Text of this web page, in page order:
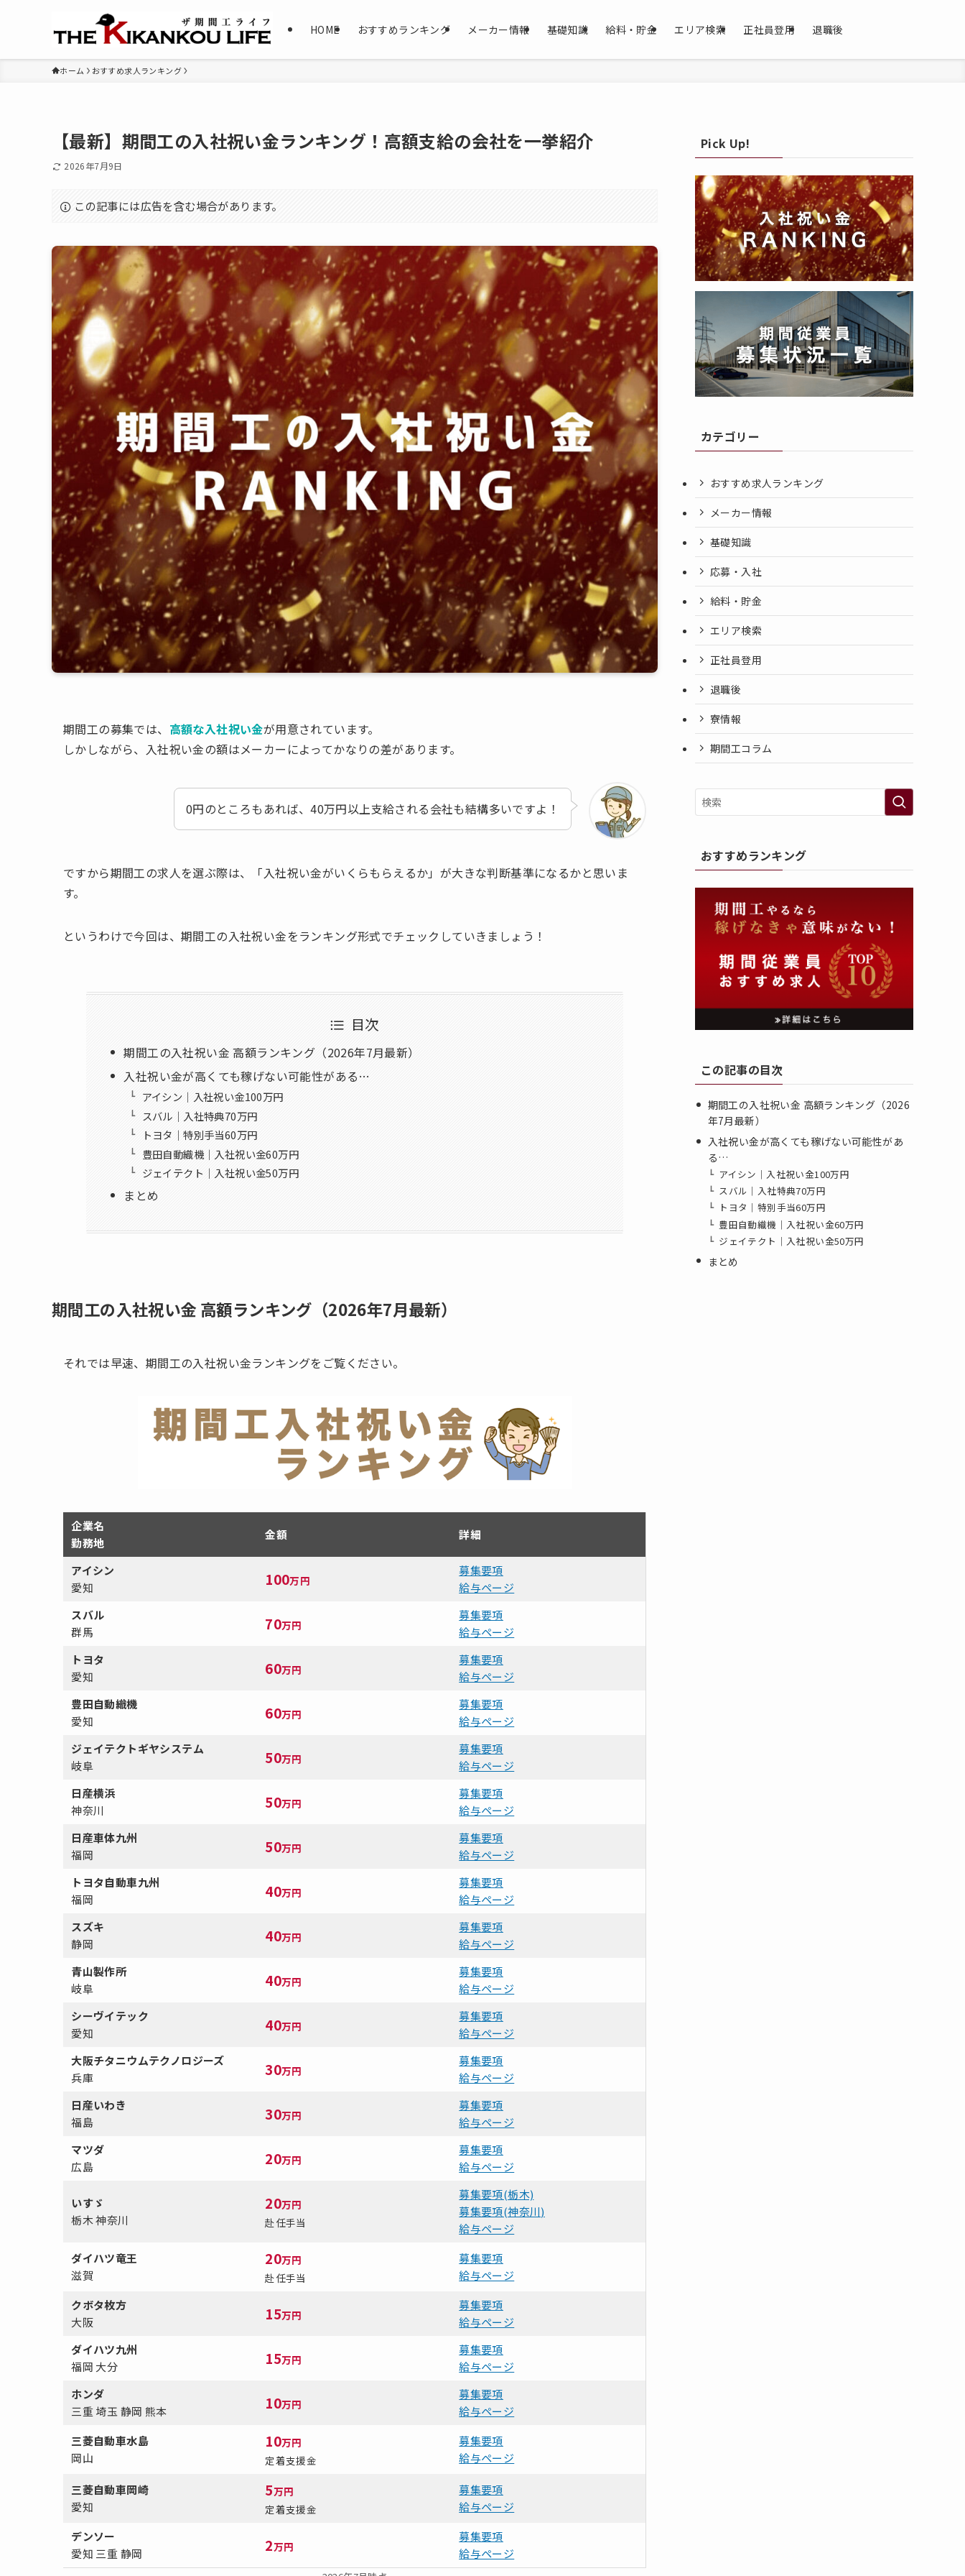
HOME おすすめランキング メーカー情報 基礎知識 給料・貯金 エリア検索 正社員登用 退職後
ホーム おすすめ求人ランキング
【最新】期間工の入社祝い金ランキング！高額支給の会社を一挙紹介
2026年7月9日
この記事には広告を含む場合があります。
期間工の募集では、 高額な入社祝い金が用意されています。
しかしながら、入社祝い金の額はメーカーによってかなりの差があります。
0円のところもあれば、40万円以上支給される会社も結構多いですよ！
ですから期間工の求人を選ぶ際は、「入社祝い金がいくらもらえるか」が大きな判断基準になるかと思いま
す。
というわけで今回は、期間工の入社祝い金をランキング形式でチェックしていきましょう！
目次
期間工の入社祝い金 高額ランキング（2026年7月最新）
入社祝い金が高くても稼げない可能性がある…
アイシン｜入社祝い金100万円
スバル｜入社特典70万円
トヨタ｜特別手当60万円
豊田自動織機｜入社祝い金60万円
ジェイテクト｜入社祝い金50万円
まとめ
期間工の入社祝い金 高額ランキング（2026年7月最新）
それでは早速、期間工の入社祝い金ランキングをご覧ください。
企業名
勤務地
金額 詳細
アイシン
愛知
100万円
募集要項
給与ページ
スバル
群馬
70万円
募集要項
給与ページ
トヨタ
愛知
60万円
募集要項
給与ページ
豊田自動織機
愛知
60万円
募集要項
給与ページ
ジェイテクトギヤシステム
岐阜
50万円
募集要項
給与ページ
日産横浜
神奈川
50万円
募集要項
給与ページ
日産車体九州
福岡
50万円
募集要項
給与ページ
トヨタ自動車九州
福岡
40万円
募集要項
給与ページ
スズキ
静岡
40万円
募集要項
給与ページ
青山製作所
岐阜
40万円
募集要項
給与ページ
シーヴイテック
愛知
40万円
募集要項
給与ページ
大阪チタニウムテクノロジーズ
兵庫
30万円
募集要項
給与ページ
日産いわき
福島
30万円
募集要項
給与ページ
マツダ
広島
20万円
募集要項
給与ページ
いすゞ
栃木 神奈川
20万円
赴任手当
募集要項(栃木)
募集要項(神奈川)
給与ページ
ダイハツ竜王
滋賀
20万円
赴任手当
募集要項
給与ページ
クボタ枚方
大阪
15万円
募集要項
給与ページ
ダイハツ九州
福岡 大分
15万円
募集要項
給与ページ
ホンダ
三重 埼玉 静岡 熊本
10万円
募集要項
給与ページ
三菱自動車水島
岡山
10万円
定着支援金
募集要項
給与ページ
三菱自動車岡崎
愛知
5万円
定着支援金
募集要項
給与ページ
デンソー
愛知 三重 静岡
2万円
募集要項
給与ページ
Pick Up!
カテゴリー
おすすめ求人ランキング
メーカー情報
基礎知識
応募・入社
給料・貯金
エリア検索
正社員登用
退職後
寮情報
期間工コラム
おすすめランキング
この記事の目次
期間工の入社祝い金 高額ランキング（2026
年7月最新）
入社祝い金が高くても稼げない可能性があ
る…
アイシン｜入社祝い金100万円
スバル｜入社特典70万円
トヨタ｜特別手当60万円
豊田自動織機｜入社祝い金60万円
ジェイテクト｜入社祝い金50万円
まとめ